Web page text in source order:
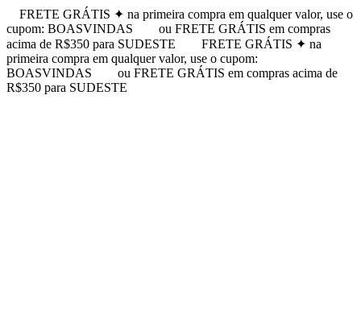
FRETE GRÁTIS ✦ na primeira compra em qualquer valor, use o
cupom: BOASVINDAS
ou FRETE GRÁTIS em compras
acima de R$350 para SUDESTE
FRETE GRÁTIS ✦ na
primeira compra em qualquer valor, use o cupom:
BOASVINDAS
ou FRETE GRÁTIS em compras acima de
R$350 para SUDESTE